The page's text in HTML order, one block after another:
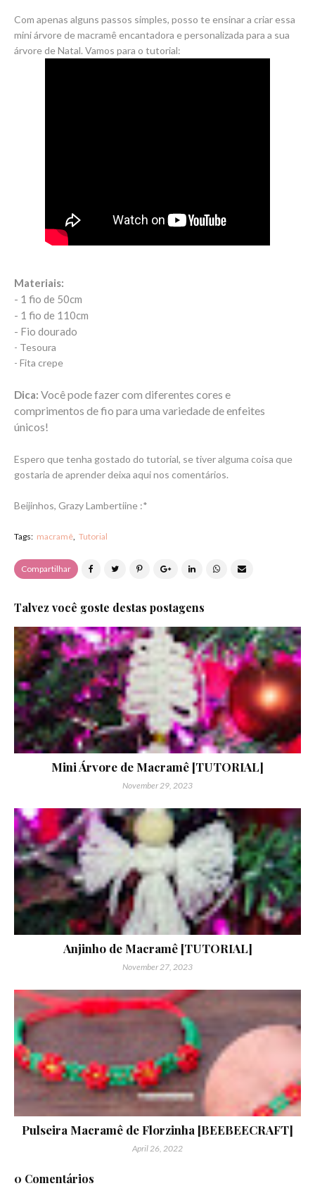
Com apenas alguns passos simples, posso te ensinar a criar essa
mini árvore de macramê encantadora e personalizada para a sua
árvore de Natal. Vamos para o tutorial:
Materiais:
- 1 fio de 50cm
- 1 fio de 110cm
- Fio dourado
- Tesoura
- Fita crepe
Dica: Você pode fazer com diferentes cores e
comprimentos de fio para uma variedade de enfeites
únicos!
Espero que tenha gostado do tutorial, se tiver alguma coisa que
gostaria de aprender deixa aqui nos comentários.
Beijinhos, Grazy Lambertiine :*
Tags: macramê Tutorial
Compartilhar
Talvez você goste destas postagens
Mini Árvore de Macramê [TUTORIAL]
November 29, 2023
Anjinho de Macramê [TUTORIAL]
November 27, 2023
Pulseira Macramê de Florzinha [BEEBEECRAFT]
April 26, 2022
0 Comentários